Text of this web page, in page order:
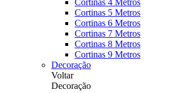
Cortinas 4 Metros
Cortinas 5 Metros
Cortinas 6 Metros
Cortinas 7 Metros
Cortinas 8 Metros
Cortinas 9 Metros
Decoração
Voltar
Decoração